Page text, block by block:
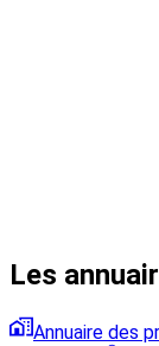
Les
Annuaire des